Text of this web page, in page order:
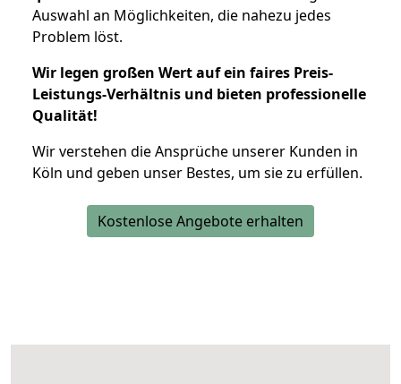
Auswahl an Möglichkeiten, die nahezu jedes
Problem löst.
Wir legen großen Wert auf ein faires Preis-
Leistungs-Verhältnis und bieten professionelle
Qualität!
Wir verstehen die Ansprüche unserer Kunden in
Köln und geben unser Bestes, um sie zu erfüllen.
Kostenlose Angebote erhalten